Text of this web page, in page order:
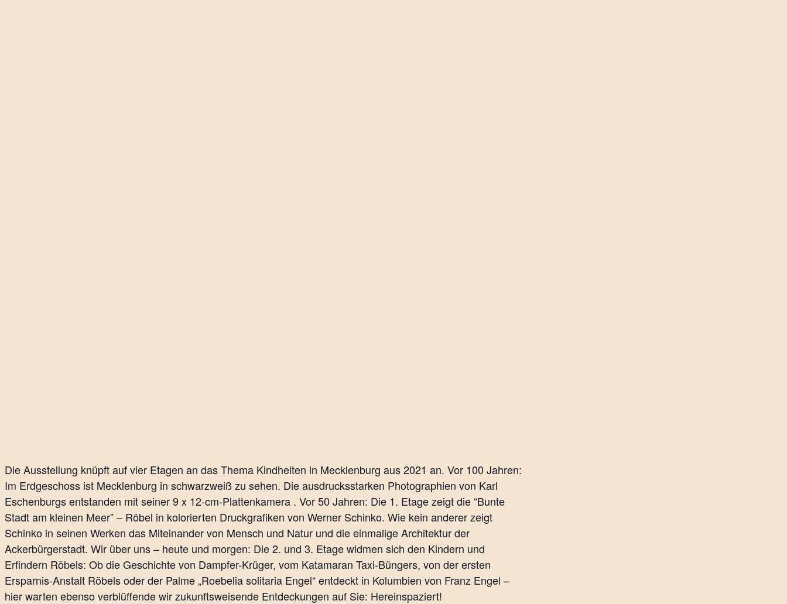
Die Ausstellung knüpft auf vier Etagen an das Thema Kindheiten in Mecklenburg aus 2021 an. Vor 100 Jahren:
Im Erdgeschoss ist Mecklenburg in schwarzweiß zu sehen. Die ausdrucksstarken Photographien von Karl
Eschenburgs entstanden mit seiner 9 x 12-cm-Plattenkamera . Vor 50 Jahren: Die 1. Etage zeigt die “Bunte
Stadt am kleinen Meer” – Röbel in kolorierten Druckgrafiken von Werner Schinko. Wie kein anderer zeigt
Schinko in seinen Werken das Miteinander von Mensch und Natur und die einmalige Architektur der
Ackerbürgerstadt. Wir über uns – heute und morgen: Die 2. und 3. Etage widmen sich den Kindern und
Erfindern Röbels: Ob die Geschichte von Dampfer-Krüger, vom Katamaran Taxi-Büngers, von der ersten
Ersparnis-Anstalt Röbels oder der Palme „Roebelia solitaria Engel“ entdeckt in Kolumbien von Franz Engel –
hier warten ebenso verblüffende wir zukunftsweisende Entdeckungen auf Sie: Hereinspaziert!